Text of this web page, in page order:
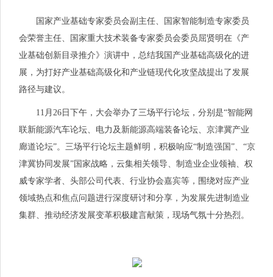
国家产业基础专家委员会副主任、国家智能制造专家委员
会荣誉主任、国家重大技术装备专家委员会委员屈贤明在《产
业基础创新目录推介》演讲中，总结我国产业基础高级化的进
展，为打好产业基础高级化和产业链现代化攻坚战提出了发展
路径与建议。
11月26日下午，大会举办了三场平行论坛，分别是“智能网
联新能源汽车论坛、电力及新能源高端装备论坛、京津冀产业
廊道论坛”。三场平行论坛主题鲜明，积极响应“制造强国”、“京
津冀协同发展”国家战略，云集相关领导、制造业企业领袖、权
威专家学者、头部公司代表、行业协会嘉宾等，围绕对应产业
领域热点和焦点问题进行深度研讨和分享，为发展先进制造业
集群、推动经济发展变革积极建言献策，现场气氛十分热烈。